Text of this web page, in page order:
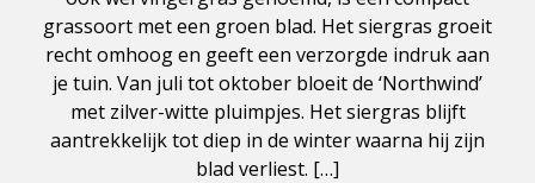
grassoort met een groen blad. Het siergras groeit
recht omhoog en geeft een verzorgde indruk aan
je tuin. Van juli tot oktober bloeit de ‘Northwind’
met zilver-witte pluimpjes. Het siergras blijft
aantrekkelijk tot diep in de winter waarna hij zijn
blad verliest. […]